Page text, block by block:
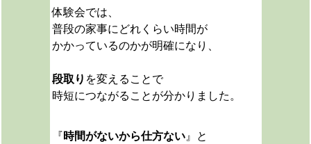
体験会では、
普段の家事にどれくらい時間が
かかっているのかが明確になり、
段取り を変えることで
時短につながることが分かりました。
『時間がないから仕方ない』と